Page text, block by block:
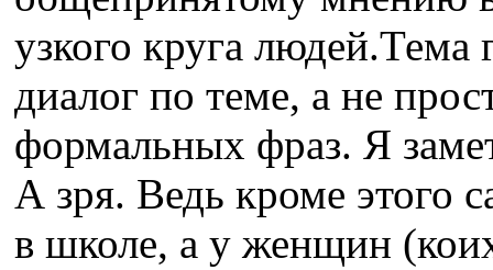
узкого круга людей.Тема
диалог по теме, а не
формальных фраз. Я
А зря. Ведь кроме этого
в школе, а у женщин